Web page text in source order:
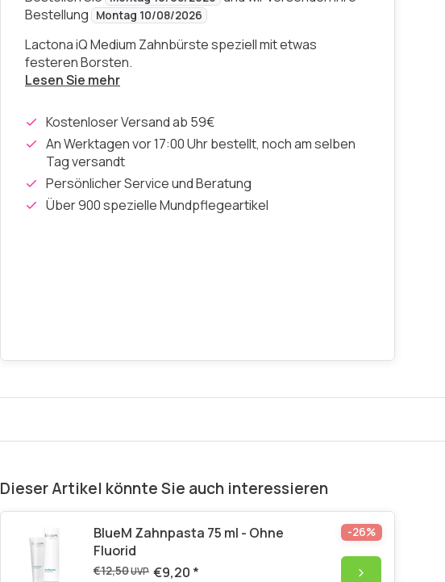
Bestellung
Montag 10/08/2026
Lactona iQ Medium Zahnbürste speziell mit etwas
festeren Borsten.
Lesen Sie mehr
Kostenloser Versand ab 59€
An Werktagen vor 17:00 Uhr bestellt, noch am selben
Tag versandt
Persönlicher Service und Beratung
Über 900 spezielle Mundpflegeartikel
Dieser Artikel könnte Sie auch interessieren
BlueM Zahnpasta 75 ml - Ohne
Fluorid
€12,50UVP €9,20 *
-26%